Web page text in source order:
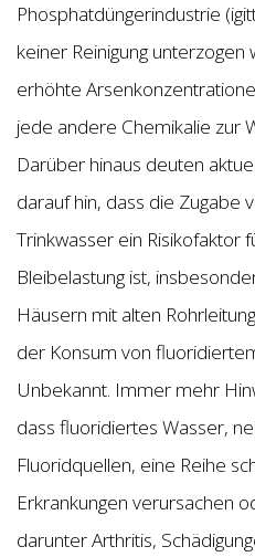
Phosphatdüngerindustrie
keiner Reinigung
erhöhte
jede andere Chemikalie zur
Darüber hinaus deuten
darauf hin, dass die Zugabe
Trinkwasser ein Risikofaktor
Bleibelastung ist,
Häusern mit alten
der Konsum von
Unbekannt. Immer mehr
dass fluoridiertes Wasser,
Fluoridquellen, eine Reihe
Erkrankungen verursachen
darunter Arthritis,